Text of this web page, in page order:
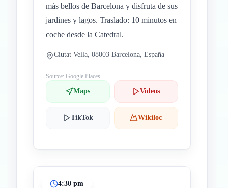
más bellos de Barcelona y disfruta de sus
jardines y lagos. Traslado: 10 minutos en
coche desde la Catedral.
Ciutat Vella, 08003 Barcelona, España
Source: Google Places
Maps Videos
TikTok Wikiloc
4:30 pm